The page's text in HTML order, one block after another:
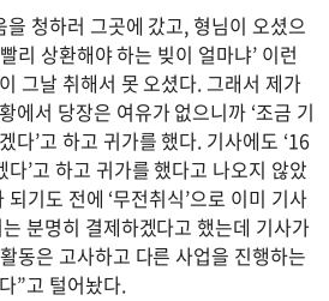
청하러 그곳에 갔고, 형님이 오셨으
리 상환해야 하는 빚이 얼마냐’ 이런
그날 취해서 못 오셨다. 그래서 제가
에서 당장은 여유가 없으니까 ‘조금 기
다’고 하고 귀가를 했다. 기사에도 ‘16
’고 하고 귀가를 했다고 나오지 않았
기도 전에 ‘무전취식’으로 이미 기사
분명히 결제하겠다고 했는데 기사가
동은 고사하고 다른 사업을 진행하는
”고 털어놨다.